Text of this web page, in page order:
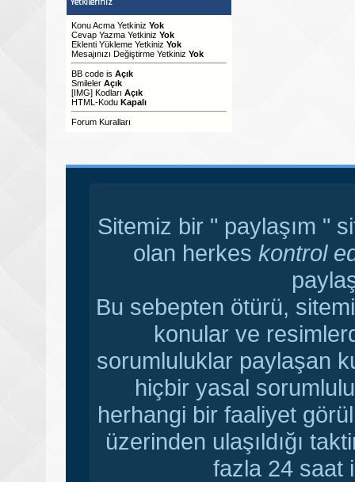
Konu Acma Yetkiniz Yok
Cevap Yazma Yetkiniz Yok
Eklenti Yükleme Yetkiniz Yok
Mesajınızı Değiştirme Yetkiniz Yok
BB code is Açık
Smileler Açık
[IMG] Kodları Açık
HTML-Kodu Kapalı
Forum Kuralları
Sitemiz bir " paylaşım "
olan herkes kontrol
Bu sebepten ötürü,
konular ve
sorumluluklar paylaşan
hiçbir yasal
herhangi bir faaliyet
üzerinden ulaşıldığı
fazla 24 saat